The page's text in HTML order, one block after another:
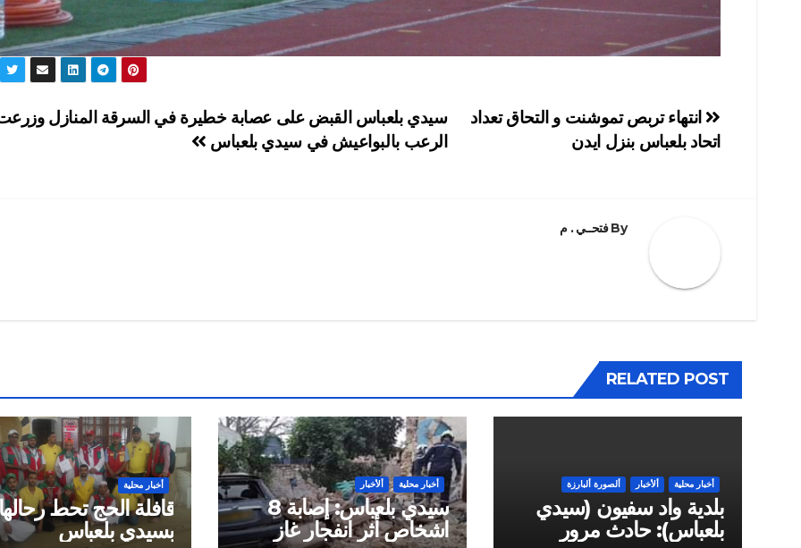
تصفّح
المقالات
سيدي بلعباس القبض على عصابة خطيرة في السرقة المنازل
الرعب بالبواعيش في سيدي بلعباس
انتهاء تربص تموشنت و التحاق تعداد
اتحاد بلعباس بنزل ايدن
By فتحــي . م
RELATED POST
أخبار محلية ألأخبار ألصورة ألبارزة
بلدية واد سفيون (سيدي
بلعباس): حادث مرور
أخبار محلية ألأخبار
سيدي بلعباس: إصابة 8
اشخاص أثر انفجار غاز
أخبار محلية
قافلة الحج تحط
بسيدي بلعباس